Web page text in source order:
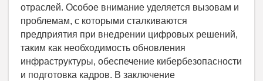
отраслей. Особое внимание уделяется вызовам и
проблемам, с которыми сталкиваются
предприятия при внедрении цифровых решений,
таким как необходимость обновления
инфраструктуры, обеспечение кибербезопасности
и подготовка кадров. В заключение